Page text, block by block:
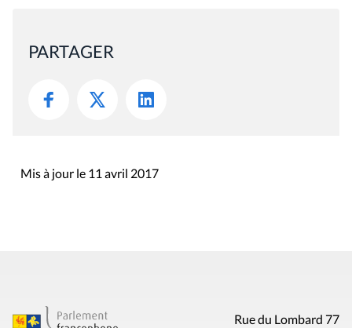
PARTAGER
Mis à jour le 11 avril 2017
Rue du Lombard 77